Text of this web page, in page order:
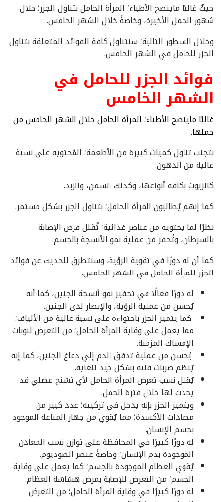
حيثُ غالبًا ماينصح الأطباء؛ المرأة الحامل بتناول الجزر؛ خلال
شهور الحمل الأخيرة، وخاصةً خلال الشهر الخامس.
وخلال السطور التالية؛ سنتناول كافة الفوائد المتعلقة بتناول
الجزر للحامل في الشهر الخامس.
فوائد الجزر للحامل في
الشهر الخامس
غالبًا ماينصح الأطباء؛ المرأة الحامل خلال الشهر الخامس من
حملها.
بتجنب تناول كميات كبيرة من الأطعمة؛ المُحتويه على نسبة
عالية من الدهون.
كالزيوت بكافة أنواعها، وكذلك السمن، والزبد.
كما إنهم يُطالبون المرأة الحامل؛ بتناول الجزر بشكل مستمر.
نظرًا لما يحتويه من عناصر غذائية؛ تُقلل فرص الإصابة
بالسرطان، وتُحفز من عملية نمو الأنسجة بالجسم.
كما أن له دورًا في تقوية الرؤية، وسنتطرق للحديث عن فوائد
الجزر للمرأة الحامل في الشهر الخامس.
له دورًا فعالًا في تحفيز نمو أنسجة الجنين، كما أنه
يُحسن من عملية الرؤية، والإبصار لدى الجنين.
كما يتميز الجزر باحتواءه على نسبة عالية من الألياف؛
مما يعمل على وقاية المرأة الحامل؛ من التعرض لنوبات
الإمساك المزمنة.
يُحسن من عملية تدفق الدم إلي دماغ الجنين، كما إنه
يُنظم ضربات قلبه بشكل جيد للغاية.
يُقلل نسب تعرض المرأة الحامل لأي تشنج عضلي قد
يحدث لها خلال فترة الحمل.
ويتميز الجزر بإنه يدخل في تركيبه؛ عدد كبير من
مضادات الأكسدة؛ مما يُقوي من جهاز المناعة الموجود
بجسم الإنسان.
له دورًا كبيرًا في المحافظة على توازن نسب المعادن
الموجودة بدم الإنسان؛ وخاصةً عنصر الصوديوم.
يُقوي العظام الموجودة بالجسم؛ كما يعمل على وقاية
الجسم؛ من التعرض للإصابة بمرض هشاشة العظام.
له دورًا كبيرًا في وقاية المرأة الحامل؛ من التعرض